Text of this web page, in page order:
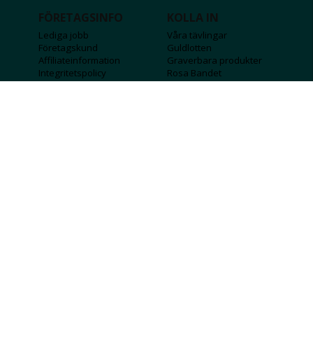
FÖRETAGSINFO
Lediga jobb
Företagskund
Affiliateinformation
Integritetspolicy
Köpvillkor
KOLLA IN
Våra tävlingar
Guldlotten
Graverbara produkter
Rosa Bandet
Wolt